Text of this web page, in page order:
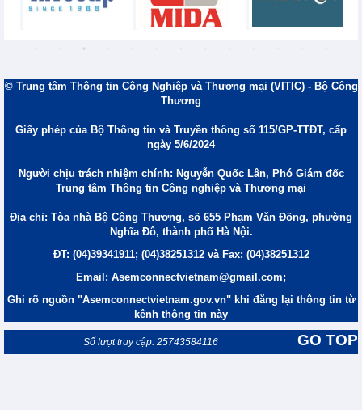
© Trung tâm Thông tin Công Nghiệp và Thương mại (VITIC) - Bộ Công
Thương
Giấy phép của Bộ Thông tin và Truyền thông số 115/GP-TTĐT, cấp
ngày 5/6/2024
Người chịu trách nhiệm chính: Nguyễn Quốc Lân, Phó Giám đốc
Trung tâm Thông tin Công nghiệp và Thương mại
Địa chỉ: Tòa nhà Bộ Công Thương, số 655 Phạm Văn Đồng, phường
Nghĩa Đô, thành phố Hà Nội.
ĐT: (04)39341911; (04)38251312 và Fax: (04)38251312
Email: Asemconnectvietnam@gmail.com;
Ghi rõ nguồn "Asemconnectvietnam.gov.vn" khi đăng lại thông tin từ
kênh thông tin này
GO TOP
Số lượt truy cập: 25743584116